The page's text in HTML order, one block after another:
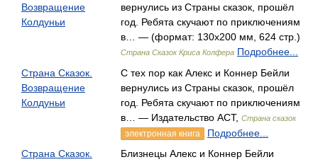
Возвращение
Колдуньи
вернулись из Страны сказок, прошёл
год. Ребята скучают по приключениям
в… — (формат: 130х200 мм, 624 стр.)
Страна Сказок Криса Колфера Подробнее...
Страна Сказок.
Возвращение
Колдуньи
С тех пор как Алекс и Коннер Бейли
вернулись из Страны сказок, прошёл
год. Ребята скучают по приключениям
в… — Издательство АСТ, Страна сказок
электронная книга
Подробнее...
Страна Сказок.
Близнецы Алекс и Коннер Бейли